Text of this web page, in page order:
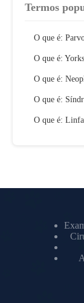
Termos
O que é:
O que é:
O que é:
O que é:
O que é: